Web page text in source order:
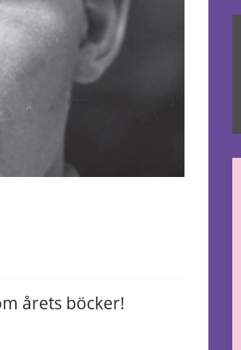
årets böcker!